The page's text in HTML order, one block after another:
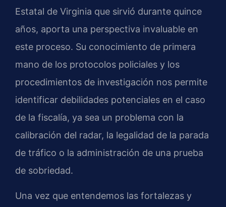
Estatal de Virginia que sirvió durante quince
años, aporta una perspectiva invaluable en
este proceso. Su conocimiento de primera
mano de los protocolos policiales y los
procedimientos de investigación nos permite
identificar debilidades potenciales en el caso
de la fiscalía, ya sea un problema con la
calibración del radar, la legalidad de la parada
de tráfico o la administración de una prueba
de sobriedad.
Una vez que entendemos las fortalezas y